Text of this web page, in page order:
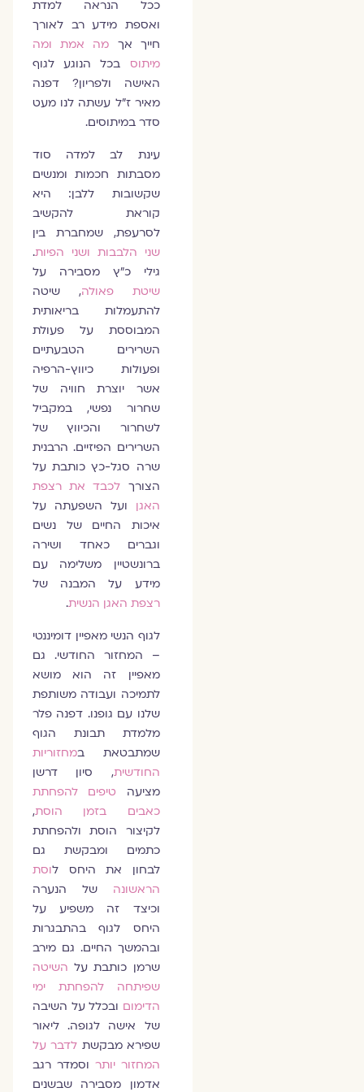
ככל הנראה למדת
ואספת מידע רב לאורך
חייך אך מה אמת ומה
מיתוסבכל הנוגע לגוף
האישה ולפריון? דפנה
מאיר ז"ל עשתה לנו מעט
סדר במיתוסים.
עינת לב למדה סוד
מסבתות חכמות ומנשים
שקשובות ללבן: היא
קוראת להקשיב
לסרעפת, שמחברת בין
שני הלבבות ושני הפיות.
גילי כ"ץ מסבירה על
שיטת פאולה, שיטה
להתעמלות בריאותית
המבוססת על פעולת
השרירים הטבעתיים
ופעולות כיווץ-הרפיה
אשר יוצרת חוויה של
שחרור נפשי, במקביל
לשחרור והכיווץ של
השרירים הפיזיים. הרבנית
שרה סגל-כץ כותבת על
הצורךלכבד את רצפת
האגןועל השפעתה על
איכות החיים של נשים
וגברים כאחד ושירה
ברונשטיין משלימה עם
מידע על המבנה של
רצפת האגן הנשית.
לגוף הנשי מאפיין דומיננטי
– המחזור החודשי. גם
מאפיין זה הוא מושא
לתמיכה ועבודה משותפת
שלנו עם גופנו. דפנה פלר
מלמדת תבונת הגוף
שמתבטאת ב מחזוריות
החודשית, סיון דרשן
מציעה
טיפים להפחתת
כאבים בזמן הוסת,
לקיצור הוסת ולהפחתת
כתמים ומבקשת גם
לבחון את היחס ל
וסת
הראשונהשל הנערה
וכיצד זה משפיע על
היחס לגוף בהתבגרות
ובהמשך החיים. גם מירב
שרמן כותבת עלהשיטה
שפיתחה להפחתת ימי
הדימוםובכלל על השיבה
של אישה לגופה. ליאור
שפירא מבקשתלדבר על
המחזור יותרוסמדר רגב
אדמון מסבירה שבשנים